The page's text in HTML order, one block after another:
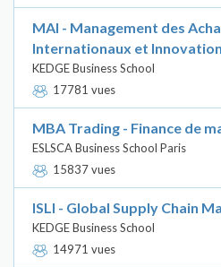
MAI - Management des
Internationaux et Innovation
KEDGE Business School
17781 vues
MBA Trading - Finance de
ESLSCA Business School Paris
15837 vues
ISLI - Global Supply Chain
KEDGE Business School
14971 vues